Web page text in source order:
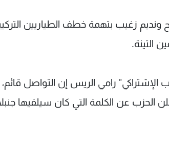
زغيب بتهمة خطف الطياريين
التينة.
رامي الريس إن التواصل
الحزب عن الكلمة التي كان سيلقيها